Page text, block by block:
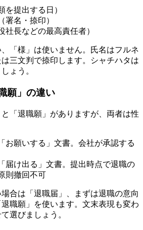
を提出する日）
署名・捺印）
社長などの最高責任者）
「様」は使いません。氏名はフルネ
三文判で捺印します。シャチハタは
ょう。
願」の違い
「退職願」がありますが、両者は性
お願いする」文書。会社が承認する
届け出る」文書。提出時点で退職の
則撤回不可
合は「退職届」、まずは退職の意向
職願」を使います。文末表現も変わ
選びましょう。